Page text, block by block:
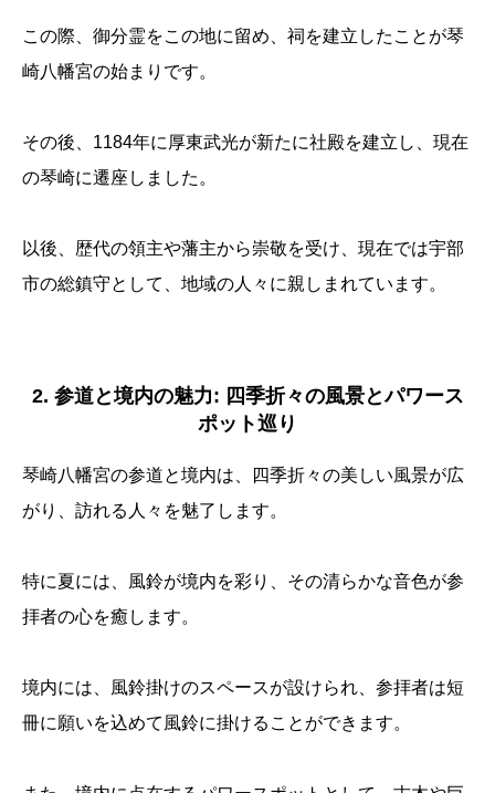
この際、御分霊をこの地に留め、祠を建立したことが琴
崎八幡宮の始まりです。
その後、1184年に厚東武光が新たに社殿を建立し、現在
の琴崎に遷座しました。
以後、歴代の領主や藩主から崇敬を受け、現在では宇部
市の総鎮守として、地域の人々に親しまれています。
2. 参道と境内の魅力: 四季折々の風景とパワース
ポット巡り
琴崎八幡宮の参道と境内は、四季折々の美しい風景が広
がり、訪れる人々を魅了します。
特に夏には、風鈴が境内を彩り、その清らかな音色が参
拝者の心を癒します。
境内には、風鈴掛けのスペースが設けられ、参拝者は短
冊に願いを込めて風鈴に掛けることができます。